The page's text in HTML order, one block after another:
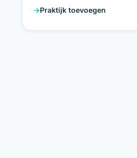
Praktijk toevoegen